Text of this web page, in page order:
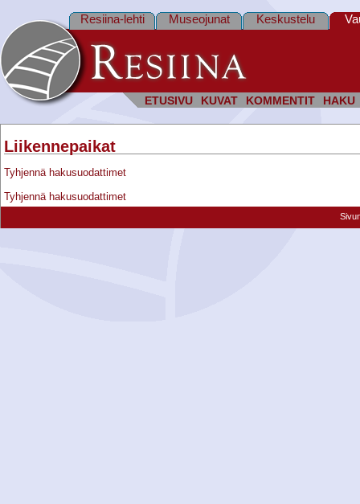
ETUSIVU KUVAT KOMMENTIT HAKU
Resiina-lehti Museojunat Keskustelu
Liikennepaikat
Tyhjennä hakusuodattimet
Tyhjennä hakusuodattimet